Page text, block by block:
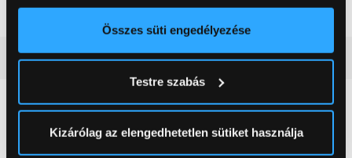
elhelyezkedéséről pár méteres pontossággal
Az Ön készülékén beazonosítása annak konkrét
módjairól és adja meg preferenciáit aRészletek
pontban. Bármikor módosíthatja vagy visszavonhatja a
Sütinyilatkozathoz való hozzájárulását.
Összes süti engedélyezése
Testre szabás
Kizárólag az elengedhetetlen sütiket használja
Vásárlói vélemények(0)
0